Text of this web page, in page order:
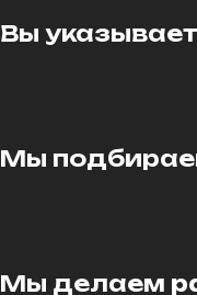
Вы
Мы
Мы делаем